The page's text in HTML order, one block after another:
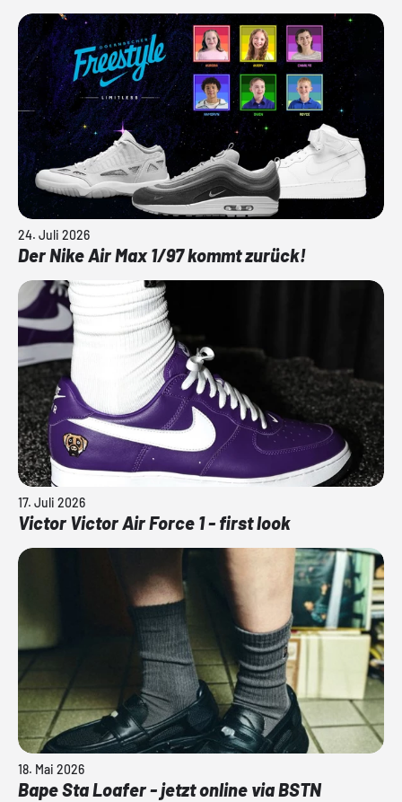
24. Juli 2026
Der Nike Air Max 1/97 kommt zurück!
17. Juli 2026
Victor Victor Air Force 1 - first look
18. Mai 2026
Bape Sta Loafer - jetzt online via BSTN